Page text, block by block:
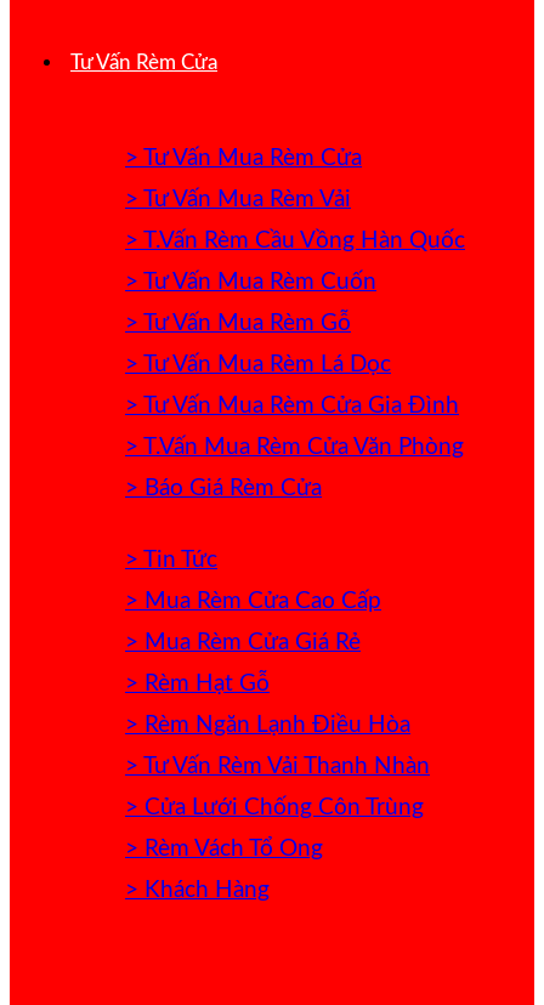
Tư Vấn Rèm Cửa
> Tư Vấn Mua Rèm Cửa
> Tư Vấn Mua Rèm Vải
> T.Vấn Rèm Cầu Vồng Hàn Quốc
> Tư Vấn Mua Rèm Cuốn
> Tư Vấn Mua Rèm Gỗ
> Tư Vấn Mua Rèm Lá Dọc
> Tư Vấn Mua Rèm Cửa Gia Đình
> T.Vấn Mua Rèm Cửa Văn Phòng
> Báo Giá Rèm Cửa
> Tin Tức
> Mua Rèm Cửa Cao Cấp
> Mua Rèm Cửa Giá Rẻ
> Rèm Hạt Gỗ
> Rèm Ngăn Lạnh Điều Hòa
> Tư Vấn Rèm Vải Thanh Nhàn
> Cửa Lưới Chống Côn Trùng
> Rèm Vách Tổ Ong
> Khách Hàng